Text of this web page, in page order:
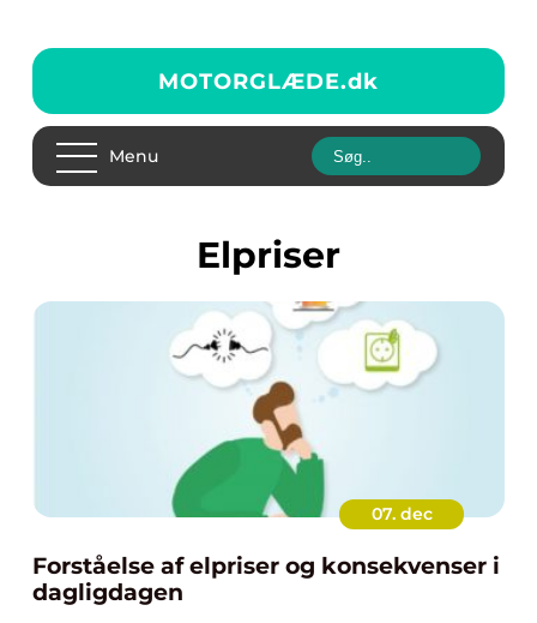
MOTORGLÆDE.dk
Menu
elpriser
07. dec
Forståelse af elpriser og konsekvenser i
dagligdagen